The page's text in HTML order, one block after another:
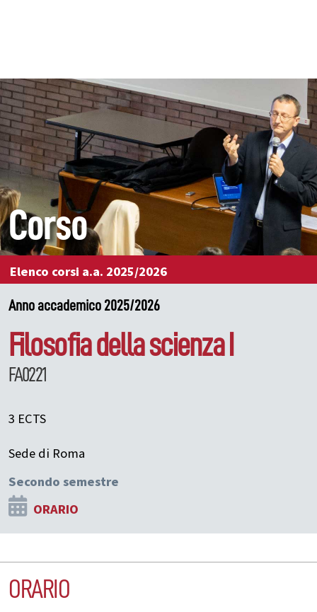
Corso
Elenco corsi a.a. 2025/2026
Anno accademico 2025/2026
Filosofia della scienza I
FA0221
3 ECTS
Sede di Roma
Secondo semestre
ORARIO
ORARIO